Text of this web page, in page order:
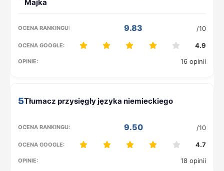
9.83 /10
4.9
16 opinii
5
9.50 /10
4.7
18 opinii